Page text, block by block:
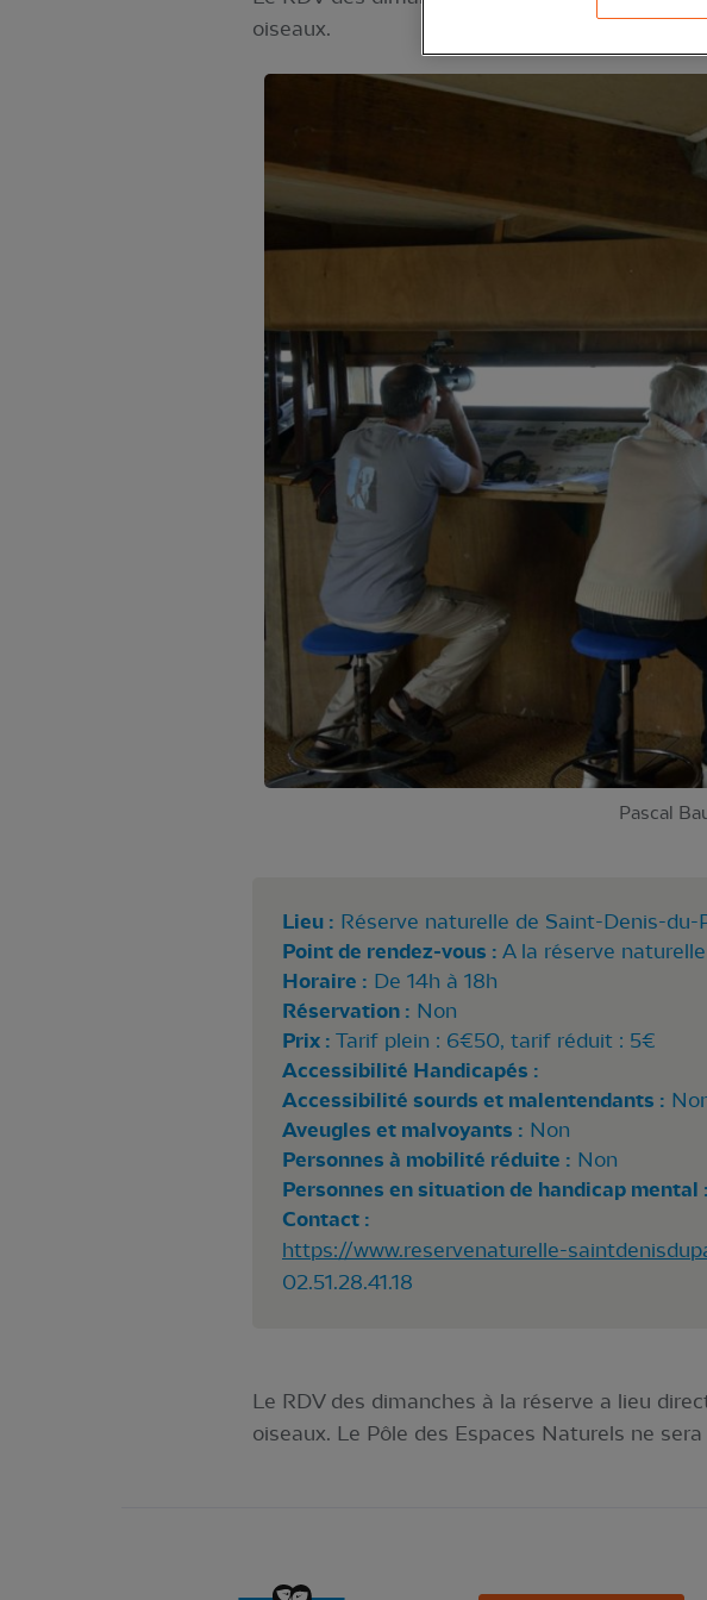
oiseaux.
Pascal
Lieu : Réserve naturelle de Saint-Denis-du-
Point de rendez-vous : A la réserve naturelle
Horaire : De 14h à 18h
Réservation : Non
Prix : Tarif plein : 6€50, tarif réduit : 5€
Accessibilité Handicapés :
Accessibilité sourds et malentendants :
Aveugles et malvoyants : Non
Personnes à mobilité réduite : Non
Personnes en situation de handicap mental :
Contact :
https://www.reservenaturelle-
02.51.28.41.18
Le RDV des dimanches à la réserve a lieu
oiseaux. Le Pôle des Espaces Naturels ne